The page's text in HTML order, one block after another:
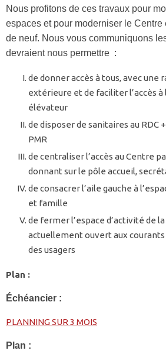
Nous profitons de ces travaux pour
espaces et pour moderniser le
de neuf. Nous vous communiquons
devraient nous permettre :
de donner accès à tous, avec une
extérieure et de faciliter l’accès à
élévateur
de disposer de sanitaires au RDC
PMR
de centraliser l’accès au Centre
donnant sur le pôle accueil,
de consacrer l’aile gauche à
et famille
de fermer l’espace d’activité de
actuellement ouvert aux courants
des usagers
Plan :
Échéancier :
PLANNING SUR 3 MOIS
Plan :